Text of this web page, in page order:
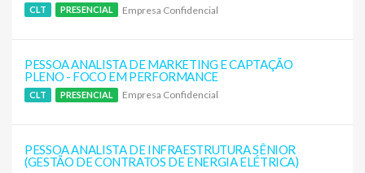
CLT PRESENCIAL Empresa Confidencial
PESSOA ANALISTA DE MARKETING E CAPTAÇÃO
PLENO - FOCO EM PERFORMANCE
CLT PRESENCIAL Empresa Confidencial
PESSOA ANALISTA DE INFRAESTRUTURA SÊNIOR
(GESTÃO DE CONTRATOS DE ENERGIA ELÉTRICA)